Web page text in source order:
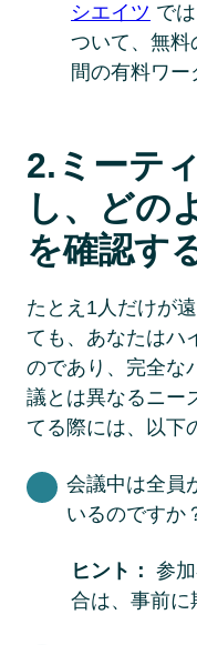
シエイツ で
ついて、無料
2.ミーテ
し、どの
を確認す
たとえ1人だけが
ても、あなたはハ
のであり、完全な
議とは異なるニー
てる際には、以下
会議中は全員
いるのですか
ヒント： 参
合は、事前に